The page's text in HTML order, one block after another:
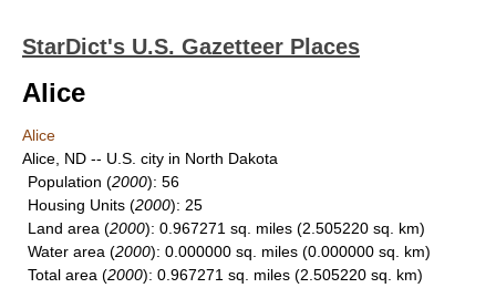
StarDict's U.S. Gazetteer Places
Alice
Alice
Alice, ND -- U.S. city in North Dakota
Population (2000): 56
Housing Units (2000): 25
Land area (2000): 0.967271 sq. miles (2.505220 sq. km)
Water area (2000): 0.000000 sq. miles (0.000000 sq. km)
Total area (2000): 0.967271 sq. miles (2.505220 sq. km)